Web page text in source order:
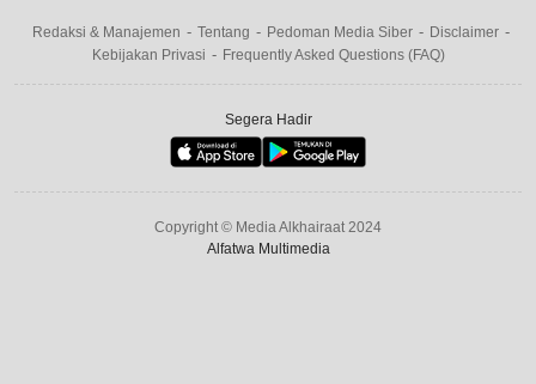
Redaksi & Manajemen Tentang Pedoman Media Siber
Disclaimer
Kebijakan Privasi
Frequently Asked Questions (FAQ)
Segera Hadir
Copyright © Media Alkhairaat 2024
Alfatwa Multimedia